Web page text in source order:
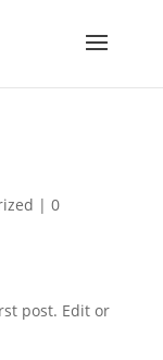
| 0
post. Edit or